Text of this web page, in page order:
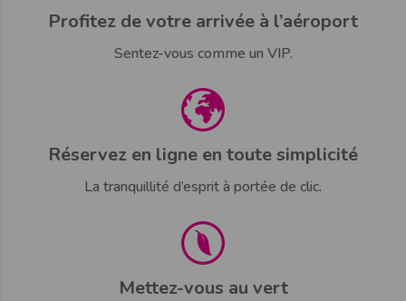
Profitez de votre arrivée à l’aéroport
Sentez-vous comme un VIP.
Réservez en ligne en toute simplicité
La tranquillité d’esprit à portée de clic.
Mettez-vous au vert